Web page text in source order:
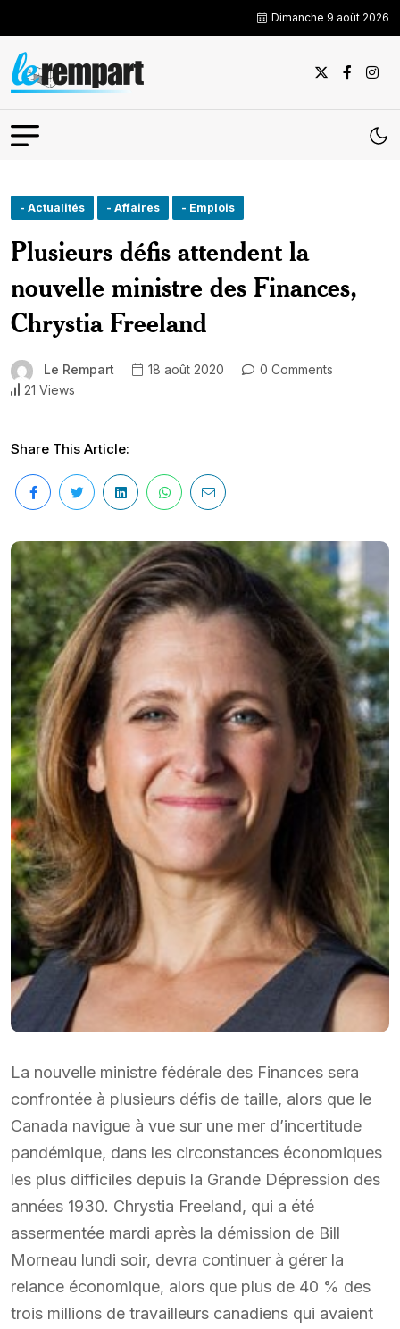
Dimanche 9 août 2026
- Actualités - Affaires - Emplois
Plusieurs défis attendent la
nouvelle ministre des Finances,
Chrystia Freeland
Le Rempart 18 août 2020
0 Comments
21 Views
Share This Article:
La nouvelle ministre fédérale des Finances sera
confrontée à plusieurs défis de taille, alors que le
Canada navigue à vue sur une mer d’incertitude
pandémique, dans les circonstances économiques
les plus difficiles depuis la Grande Dépression des
années 1930. Chrystia Freeland, qui a été
assermentée mardi après la démission de Bill
Morneau lundi soir, devra continuer à gérer la
relance économique, alors que plus de 40 % des
trois millions de travailleurs canadiens qui avaient